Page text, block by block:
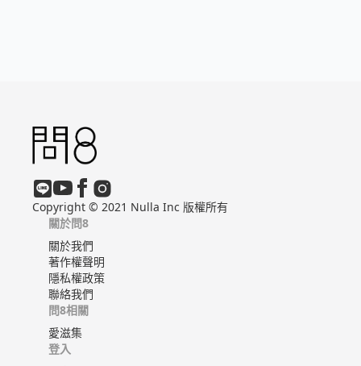
Copyright © 2021 Nulla Inc 版權所有
關於問8
關於我們
著作權聲明
隱私權政策
聯絡我們
問8相關
愛滋集
登入